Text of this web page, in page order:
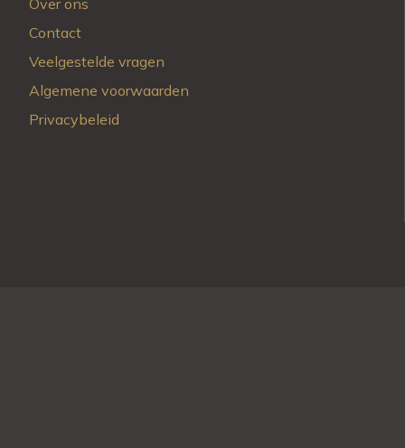
Contact
Veelgestelde vragen
Algemene voorwaarden
Privacybeleid